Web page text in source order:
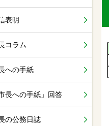
表明
コラム
への手紙
市長への手紙」回答
の公務日誌